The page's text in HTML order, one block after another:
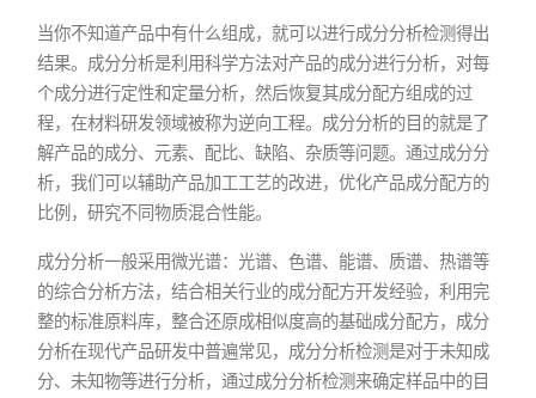
当你不知道产品中有什么组成，就可以进行成分分析检测得出
结果。成分分析是利用科学方法对产品的成分进行分析，对每
个成分进行定性和定量分析，然后恢复其成分配方组成的过
程，在材料研发领域被称为逆向工程。成分分析的目的就是了
解产品的成分、元素、配比、缺陷、杂质等问题。通过成分分
析，我们可以辅助产品加工工艺的改进，优化产品成分配方的
比例，研究不同物质混合性能。
成分分析一般采用微光谱：光谱、色谱、能谱、质谱、热谱等
的综合分析方法，结合相关行业的成分配方开发经验，利用完
整的标准原料库，整合还原成相似度高的基础成分配方，成分
分析在现代产品研发中普遍常见，成分分析检测是对于未知成
分、未知物等进行分析，通过成分分析检测来确定样品中的目